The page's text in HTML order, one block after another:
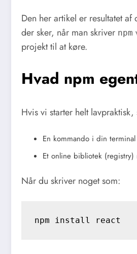
Den her artikel er resultatet
der sker, når man skriver npm
projekt til at køre.
Hvad npm
Hvis vi starter helt lavpraktisk,
En kommando i din
Et online bibliotek
Når du skriver noget som:
npm install react